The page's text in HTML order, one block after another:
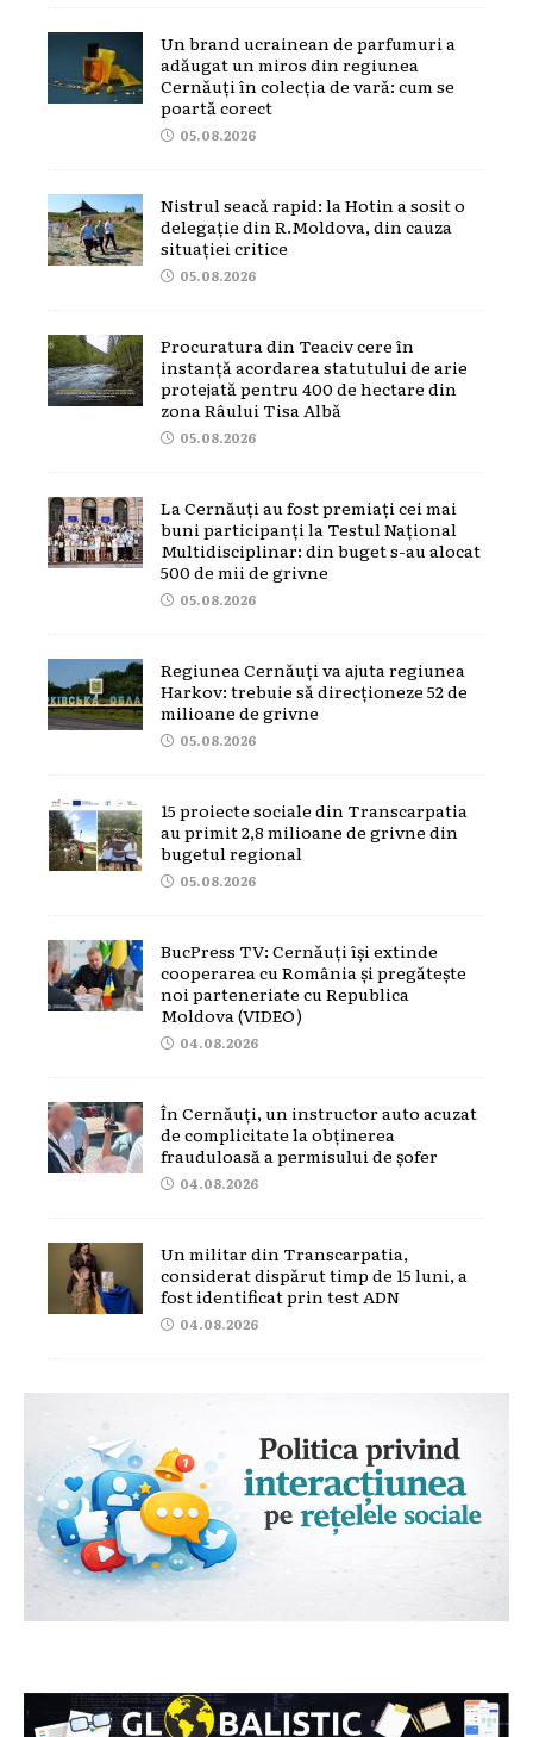
Un brand ucrainean de parfumuri a
adăugat un miros din regiunea
Cernăuți în colecția de vară: cum se
poartă corect
05.08.2026
Nistrul seacă rapid: la Hotin a sosit o
delegație din R.Moldova, din cauza
situației critice
05.08.2026
Procuratura din Teaciv cere în
instanță acordarea statutului de arie
protejată pentru 400 de hectare din
zona Râului Tisa Albă
05.08.2026
La Cernăuți au fost premiați cei mai
buni participanți la Testul Național
Multidisciplinar: din buget s-au alocat
500 de mii de grivne
05.08.2026
Regiunea Cernăuți va ajuta regiunea
Harkov: trebuie să direcționeze 52 de
milioane de grivne
05.08.2026
15 proiecte sociale din Transcarpatia
au primit 2,8 milioane de grivne din
bugetul regional
05.08.2026
BucPress TV: Cernăuți își extinde
cooperarea cu România și pregătește
noi parteneriate cu Republica
Moldova (VIDEO)
04.08.2026
În Cernăuți, un instructor auto acuzat
de complicitate la obținerea
frauduloasă a permisului de șofer
04.08.2026
Un militar din Transcarpatia,
considerat dispărut timp de 15 luni, a
fost identificat prin test ADN
04.08.2026